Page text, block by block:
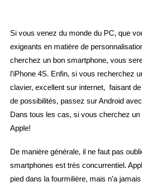
Si vous venez du monde du PC, que
exigeants en matière de
cherchez un bon smartphone, vous
l’iPhone 4S. Enfin, si vous recherchez
clavier, excellent sur internet, faisant
de possibilités, passez sur Android
Dans tous les cas, si vous cherchez
Apple!
De manière générale, il ne faut pas
smartphones est très concurrentiel.
pied dans la fourmilière, mais n’a